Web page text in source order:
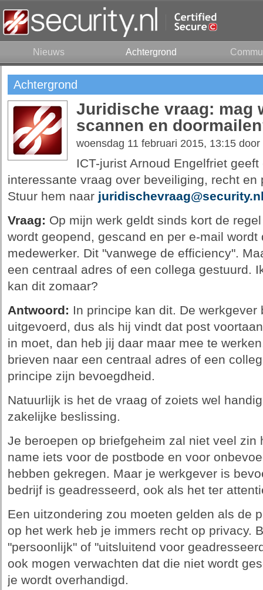
Nieuws Achtergrond
Achtergrond
Juridische vraag: mag
scannen en
woensdag 11 februari 2015, 13:15 door
ICT-jurist Arnoud Engelfriet
interessante vraag over beveiliging, recht en
Stuur hem naar
Vraag: Op mijn werk geldt sinds kort de
wordt geopend, gescand en per e-mail wordt
medewerker. Dit "vanwege de efficiency".
een centraal adres of een collega gestuurd.
kan dit zomaar?
Antwoord: In principe kan dit. De
uitgevoerd, dus als hij vindt dat post
in moet, dan heb jij daar maar mee te
brieven naar een centraal adres of een
principe zijn bevoegdheid.
Natuurlijk is het de vraag of zoiets wel
zakelijke beslissing.
Je beroepen op briefgeheim zal niet veel zin
name iets voor de postbode en voor
hebben gekregen. Maar je werkgever is
bedrijf is geadresseerd, ook als het ter
Een uitzondering zou moeten gelden als de
op het werk heb je immers recht op privacy.
"persoonlijk" of "uitsluitend voor
ook mogen verwachten dat die niet wordt
je wordt overhandigd.